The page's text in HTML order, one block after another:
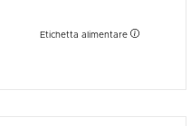
Etichetta alimentare